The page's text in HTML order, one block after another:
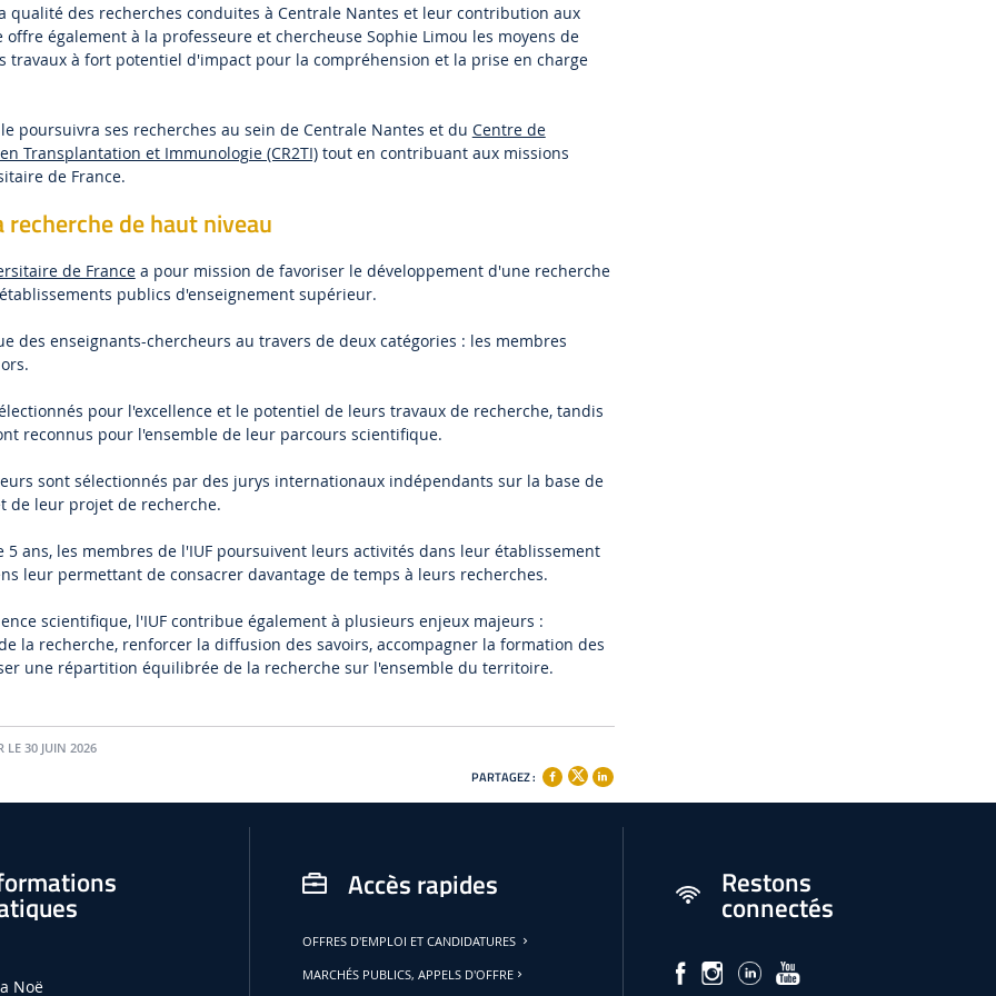
qualité des recherches conduites à Centrale Nantes et leur contribution aux
également à la professeure et chercheuse Sophie Limou les moyens de
travaux à fort potentiel d'impact pour la compréhension et la prise en charge
poursuivra ses recherches au sein de Centrale Nantes et du Centre de
Transplantation et Immunologie (CR2TI)tout en contribuant aux missions
de France.
recherche de haut niveau
de Francea pour mission de favoriser le développement d'une recherche
publics d'enseignement supérieur.
des enseignants-chercheurs au travers de deux catégories : les membres
pour l'excellence et le potentiel de leurs travaux de recherche, tandis
reconnus pour l'ensemble de leur parcours scientifique.
sont sélectionnés par des jurys internationaux indépendants sur la base de
de leur projet de recherche.
ans, les membres de l'IUF poursuivent leurs activités dans leur établissement
leur permettant de consacrer davantage de temps à leurs recherches.
scientifique, l'IUF contribue également à plusieurs enjeux majeurs :
la recherche, renforcer la diffusion des savoirs, accompagner la formation des
une répartition équilibrée de la recherche sur l'ensemble du territoire.
LE 30 JUIN 2026
PARTAGEZ :
Noë
Accès rapides
OFFRES D'EMPLOI ET CANDIDATURES
MARCHÉS PUBLICS, APPELS D'OFFRE
Restons
connectés